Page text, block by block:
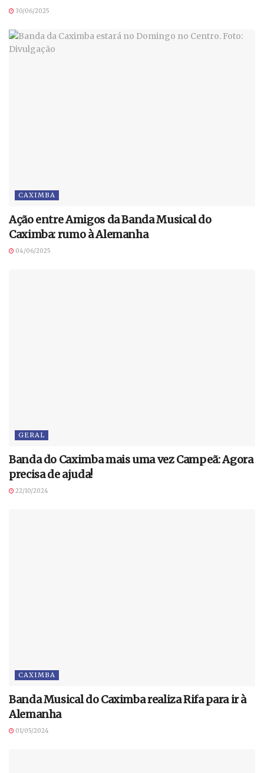
30/06/2025
CAXIMBA
Ação entre Amigos da Banda Musical do
Caximba: rumo à Alemanha
04/06/2025
GERAL
Banda do Caximba mais uma vez Campeã: Agora
precisa de ajuda!
22/10/2024
CAXIMBA
Banda Musical do Caximba realiza Rifa para ir à
Alemanha
01/05/2024